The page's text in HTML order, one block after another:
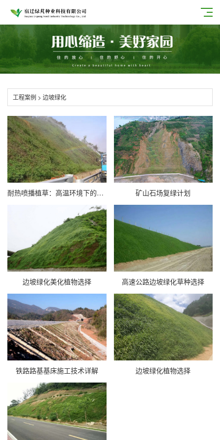
工程案例 > 边坡绿化
耐热喷播植草：高温环境下的生态修复利器 矿山石场复绿计划
边坡绿化美化植物选择 高速公路边坡绿化草种选择
铁路路基基床施工技术详解 边坡绿化植物选择